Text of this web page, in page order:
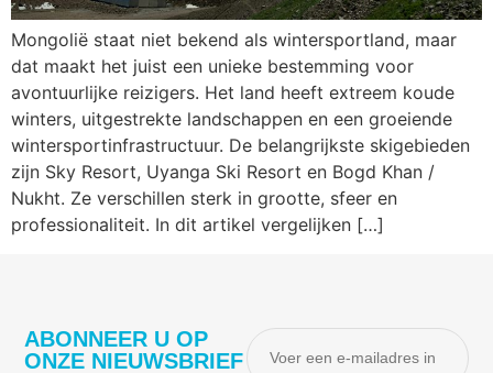
Mongolië staat niet bekend als wintersportland, maar
dat maakt het juist een unieke bestemming voor
avontuurlijke reizigers. Het land heeft extreem koude
winters, uitgestrekte landschappen en een groeiende
wintersportinfrastructuur. De belangrijkste skigebieden
zijn Sky Resort, Uyanga Ski Resort en Bogd Khan /
Nukht. Ze verschillen sterk in grootte, sfeer en
professionaliteit. In dit artikel vergelijken […]
ABONNEER U OP
ONZE NIEUWSBRIEF